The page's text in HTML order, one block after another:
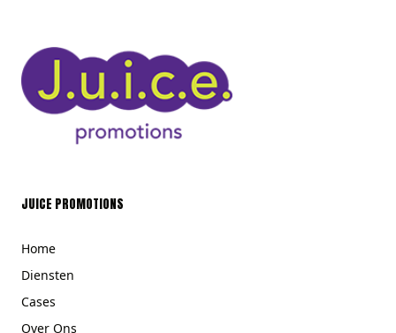
JUICE PROMOTIONS
Home
Diensten
Cases
Over Ons